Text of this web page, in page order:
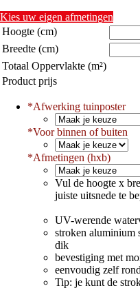
Kies uw eigen afmetingen
Hoogte (cm)
Breedte (cm)
Totaal Oppervlakte (m²)
Product prijs
*Afwerking tuinposter
*Voor binnen of buiten
*Afmetingen (hxb)
Vul de hoogte x
juiste uitsnede te
UV-werende
stroken aluminium
dik
bevestiging met
eenvoudig zelf
Tip: je kunt de